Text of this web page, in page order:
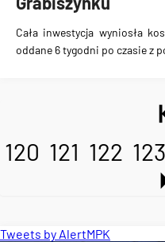
Cała inwestycja wyniosła
oddane 6 tygodni po czasie z
120 121 122 123
Tweets by AlertMPK